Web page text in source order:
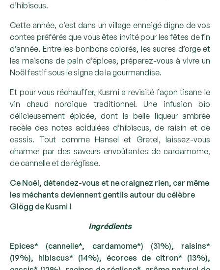
d’hibiscus.
Cette année, c’est dans un village enneigé digne de vos
contes préférés que vous êtes invité pour les fêtes de fin
d’année. Entre les bonbons colorés, les sucres d’orge et
les maisons de pain d’épices, préparez-vous à vivre un
Noël festif sous le signe de la gourmandise.
Et pour vous réchauffer, Kusmi a revisité façon tisane le
vin chaud nordique traditionnel. Une infusion bio
délicieusement épicée, dont la belle liqueur ambrée
recèle des notes acidulées d’hibiscus, de raisin et de
cassis. Tout comme Hansel et Gretel, laissez-vous
charmer par des saveurs envoûtantes de cardamome,
de cannelle et de réglisse.
Ce Noël, détendez-vous et ne craignez rien, car même
les méchants deviennent gentils autour du célèbre
Glögg de Kusmi !
Ingrédients
Epices* (cannelle*, cardamome*) (31%), raisins*
(19%), hibiscus* (14%), écorces de citron* (13%),